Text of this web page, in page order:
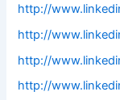
http://
http://
http://
http://